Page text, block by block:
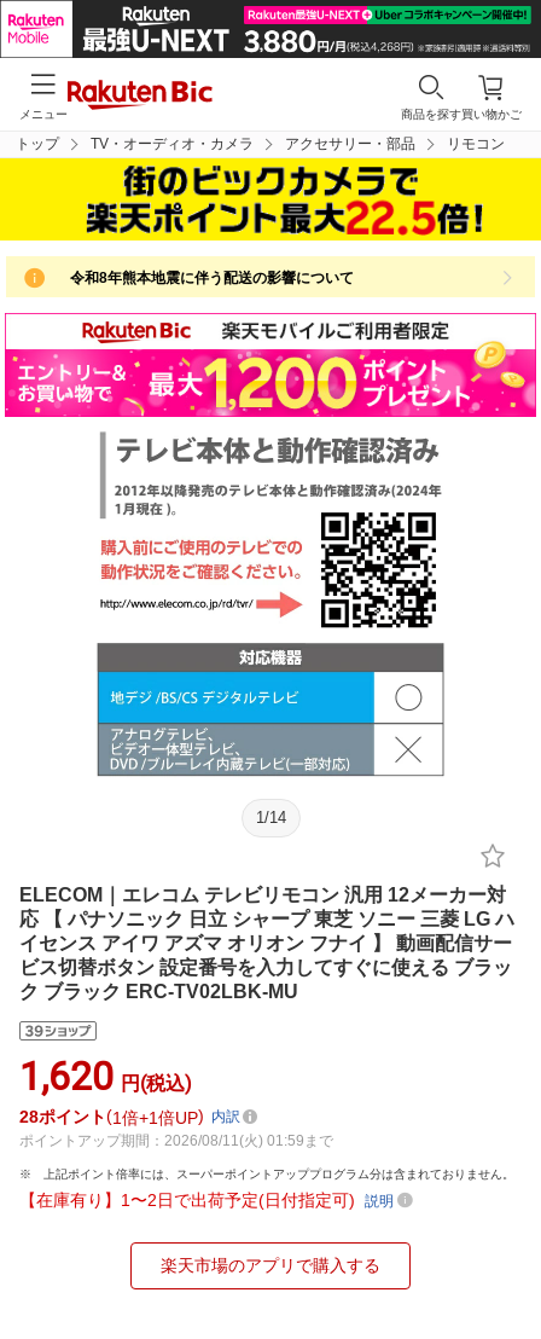
買い物かご
商品を探す
メニュー
トップ TV・オーディオ・カメラ アクセサリー・部品 リモコン
令和8年熊本地震に伴う配送の影響について
1 /14
ELECOM｜エレコム テレビリモコン 汎用 12メーカー対
応 【 パナソニック 日立 シャープ 東芝 ソニー 三菱 LG ハ
イセンス アイワ アズマ オリオン フナイ 】 動画配信サー
ビス切替ボタン 設定番号を入力してすぐに使える ブラッ
ク ブラック ERC-TV02LBK-MU
1,620 円(税込)
28ポイント 1倍 1倍UP
内訳
ポイントアップ期間：2026/08/11(火) 01:59まで
上記ポイント倍率には、スーパーポイントアッププログラム分は含まれておりません。
【在庫有り】1〜2日で出荷予定(日付指定可) 説明
楽天市場のアプリで購入する